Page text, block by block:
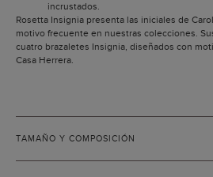
incrustados.
Rosetta Insignia presenta las iniciales de
motivo frecuente en nuestras colecciones.
cuatro brazaletes Insignia, diseñados con
Casa Herrera.
TAMAÑO Y COMPOSICIÓN